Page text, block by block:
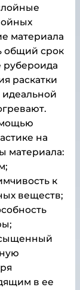
материала
общий срок
рубероида
раскатки
идеальной
на
материала:
к
веществ;
в ее